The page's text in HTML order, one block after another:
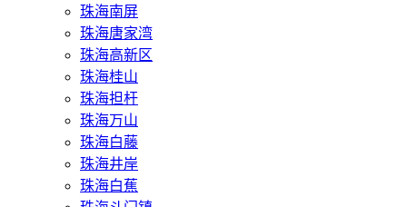
珠海南屏
珠海唐家湾
珠海高新区
珠海桂山
珠海担杆
珠海万山
珠海白藤
珠海井岸
珠海白蕉